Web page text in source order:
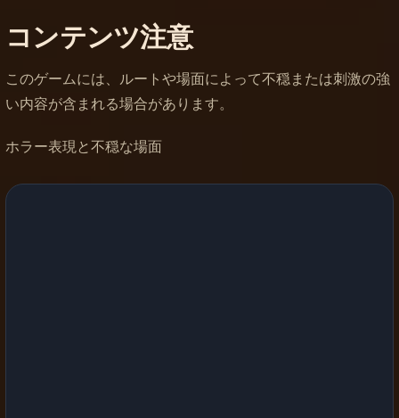
コンテンツ注意
このゲームには、ルートや場面によって不穏または刺激の強
い内容が含まれる場合があります。
ホラー表現と不穏な場面